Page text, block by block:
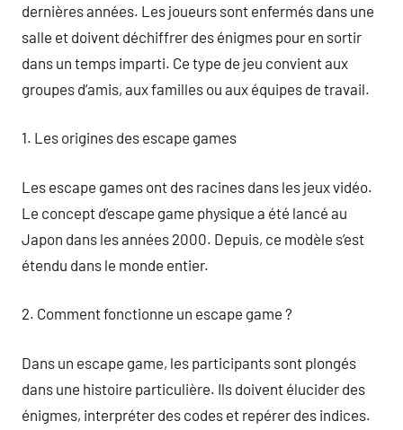
dernières années. Les joueurs sont enfermés dans une
salle et doivent déchiffrer des énigmes pour en sortir
dans un temps imparti. Ce type de jeu convient aux
groupes d’amis, aux familles ou aux équipes de travail.
1. Les origines des escape games
Les escape games ont des racines dans les jeux vidéo.
Le concept d’escape game physique a été lancé au
Japon dans les années 2000. Depuis, ce modèle s’est
étendu dans le monde entier.
2. Comment fonctionne un escape game ?
Dans un escape game, les participants sont plongés
dans une histoire particulière. Ils doivent élucider des
énigmes, interpréter des codes et repérer des indices.